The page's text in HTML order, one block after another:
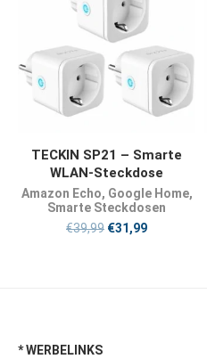
JETZT KAUFEN
TECKIN SP21 – Smarte
WLAN-Steckdose
Amazon Echo, Google Home,
Smarte Steckdosen
€39,99 €31,99
* WERBELINKS